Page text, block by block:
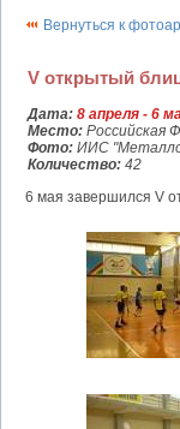
Вернуться к
V открытый
Дата: 8 апреля - 6
Место: Российская
Фото: ИИС
Количество: 42
6 мая завершился V